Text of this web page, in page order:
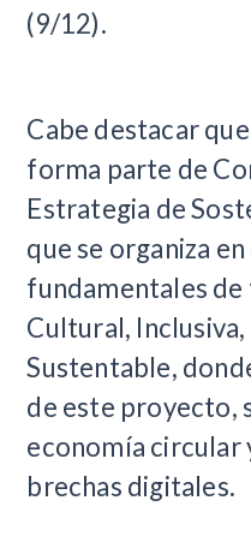
(9/12).
Cabe destacar
forma parte de
Estrategia de
que se organiza
fundamentales
Cultural,
Sustentable,
de este proyecto,
economía circular
brechas digitales.